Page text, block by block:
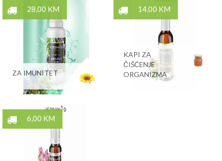
28,00 KM
ZA IMUNITET
14,00 KM
KAPI ZA
ČIŠĆENJE
ORGANIZMA
6,00 KM